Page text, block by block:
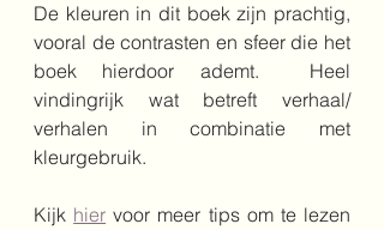
De kleuren in dit boek zijn prachtig,
vooral de contrasten en sfeer die het
boek hierdoor ademt.  Heel
vindingrijk wat betreft verhaal/
verhalen in combinatie met
kleurgebruik.
Kijk hier voor meer tips om te lezen